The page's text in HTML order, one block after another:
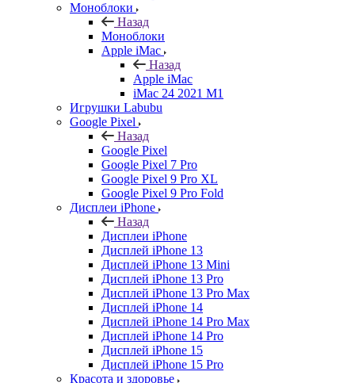
Моноблоки
Назад
Моноблоки
Apple iMac
Назад
Apple iMac
iMac 24 2021 M1
Игрушки Labubu
Google Pixel
Назад
Google Pixel
Google Pixel 7 Pro
Google Pixel 9 Pro XL
Google Pixel 9 Pro Fold
Дисплеи iPhone
Назад
Дисплеи iPhone
Дисплей iPhone 13
Дисплей iPhone 13 Mini
Дисплей iPhone 13 Pro
Дисплей iPhone 13 Pro Max
Дисплей iPhone 14
Дисплей iPhone 14 Pro Max
Дисплей iPhone 14 Pro
Дисплей iPhone 15
Дисплей iPhone 15 Pro
Красота и здоровье